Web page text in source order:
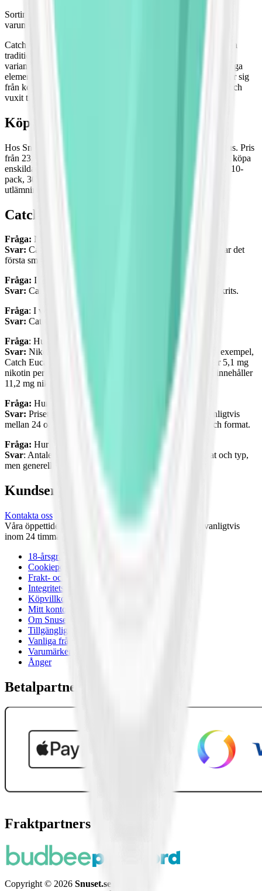
Sortimentet har också utökats med minisnus och slim under
varumärket XR (XR finns inte länge i produktion).
Catch har särskilt utmärkt sig genom sin förmåga att kombinera
traditionella och innovativa smaker. Exempelvis kombinerar
varianten Hallon och Lakrits i XR-serien både söta och kryddiga
element, vilket ger en unik och komplex smakprofil som skiljer sig
från konkurrenternas erbjudanden. Sedan starten 1984 har Catch
vuxit till att bli en ikon inom snuskulturen.
Köp Catch snus online
Hos Snuset.se erbjuder vi dig ett komplett utbud av Catch snus. Pris
från 23,95 kr/dosan. Det är helt upp till dig om du föredrar att köpa
enskilda dosor, eller väljer att beställa i större mängder såsom 10-
pack, 30-pack eller 5-pack. Beställd hem, till en box eller
utlämningsställe. OBS! Vi kontrollerar ålder i samtliga fall.
Catch snus – frågor och svar
Fråga: När lanserades Catch?
Svar: Catch snus lanserades av Swedish Match 1984 och var det
första smaksatta snuset på marknaden.
Fråga: I vilka smaker finns Catch snus?
Svar: Catch finns med smak av mint, äpple, persika och lakrits.
Fråga: I vilka format finns Catch-snus?
Svar: Catch finns som minisnus och slim portionssnus.
Fråga: Hur mycket nikotin innehåller Catch?
Svar: Nikotininnehållet varierar beroende på produkt. Till exempel,
Catch Eucalyptus Mini och Catch Licorice Mini innehåller 5,1 mg
nikotin per prilla, medan Catch Peach Slim White Strong innehåller
11,2 mg nikotin per prilla.
Fråga: Hur mycket kostar en dosa Catch snus?
Svar: Priset på en dosa Catch varierar, men det ligger vanligtvis
mellan 24 och 39 kronor per dosa, beroende på variant och format.
Fråga: Hur många prillor finns det i en dosa Catch?
Svar: Antalet prillor per dosa varierar beroende på format och typ,
men generellt innehåller en dosa 20 till 24 prillor.
Kundservice
Kontakta oss
Våra öppettider är: Alla dagar 08:00 - 18:00 Vi svarar vanligtvis
inom 24 timmar på vardagar.
18-årsgräns
Cookiepolicy
Frakt- och leveransvillkor
Integritetspolicy
Köpvillkor
Mitt konto
Om Snuset.se
Tillgänglighetsredogörelse
Vanliga frågor
Varumärken
Ånger
Betalpartner
Fraktpartners
Copyright © 2026 Snuset.se